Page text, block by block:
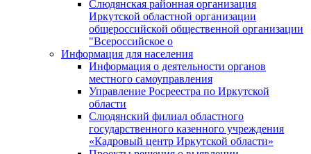
Слюдянская районная организация
Иркутской областной организации
общероссийской общественной организации
"Всероссийское о
Информация для населения
Информация о деятельности органов
местного самоуправления
Управление Росреестра по Иркутской
области
Слюдянский филиал областного
государственного казенного учреждения
«Кадровый центр Иркутской области»